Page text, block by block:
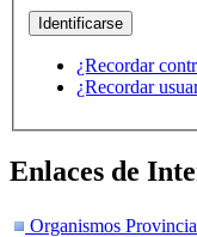
¿Recordar
¿Recordar
Enlaces de
Organismos